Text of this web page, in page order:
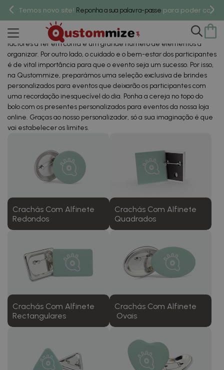
Temos novo site! Reponha a sua palavra-passe para poder
Presentes Personalizados Para
Eventos
Organizar um evento não é uma tarefa fácil, pois há muitos
factores a ter em conta e um grande número de elementos a
organizar. Por outro lado, o cuidado e o bem-estar dos participantes
é de vital importância para que o evento seja um sucesso. Por isso,
na Qustommize, preparámos uma seleção exclusiva de brindes
personalizados para eventos que deixarão os participantes com
uma recordação inesquecível do dia. Ponha a cereja no topo do
bolo com os presentes personalizados para eventos da nossa loja
online. Graças ao nosso personalizador, só a sua imaginação é que
vai estabelecer os limites.
Crachás Com Alfinete
Redondos
Crachás Com Alfinete
Quadrados
Crachás Com Alfinete
Rectangulares
Crachás Com Alfinete
Ovais